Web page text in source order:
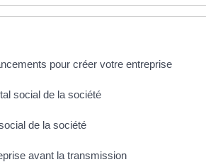
pour créer votre entreprise
social de la société
de la société
avant la transmission